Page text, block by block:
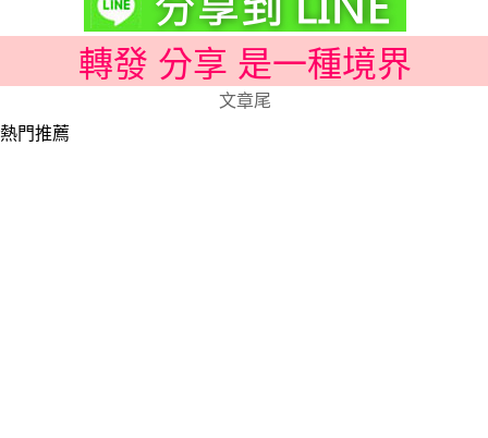
轉發 分享 是一種境界
文章尾
熱門推薦